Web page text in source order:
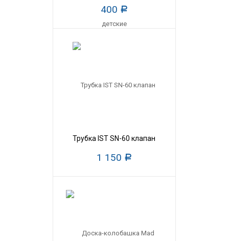
400 Р
Трубка IST SN-60 клапан
1 150 Р